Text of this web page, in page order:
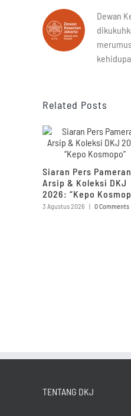
Dewan
Related Posts
Siaran Pers Pameran
Arsip & Koleksi DKJ
2026: “Kepo
3 Agustus 2026 | 0 Comments
TENTANG DKJ